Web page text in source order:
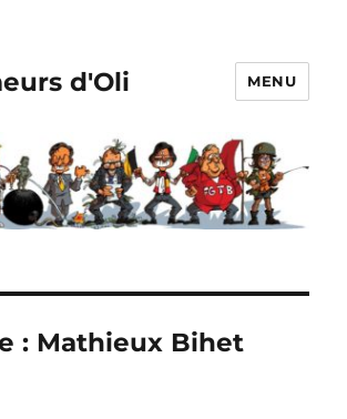
d'Oli MENU
: Mathieux Bihet